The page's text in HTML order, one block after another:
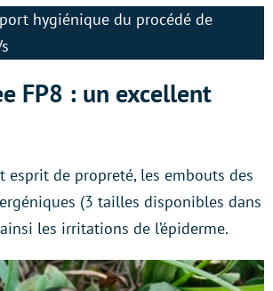
hygiénique du procédé de
FP8 : un excellent
esprit de propreté, les embouts des
(3 tailles disponibles dans
les irritations de l’épiderme.